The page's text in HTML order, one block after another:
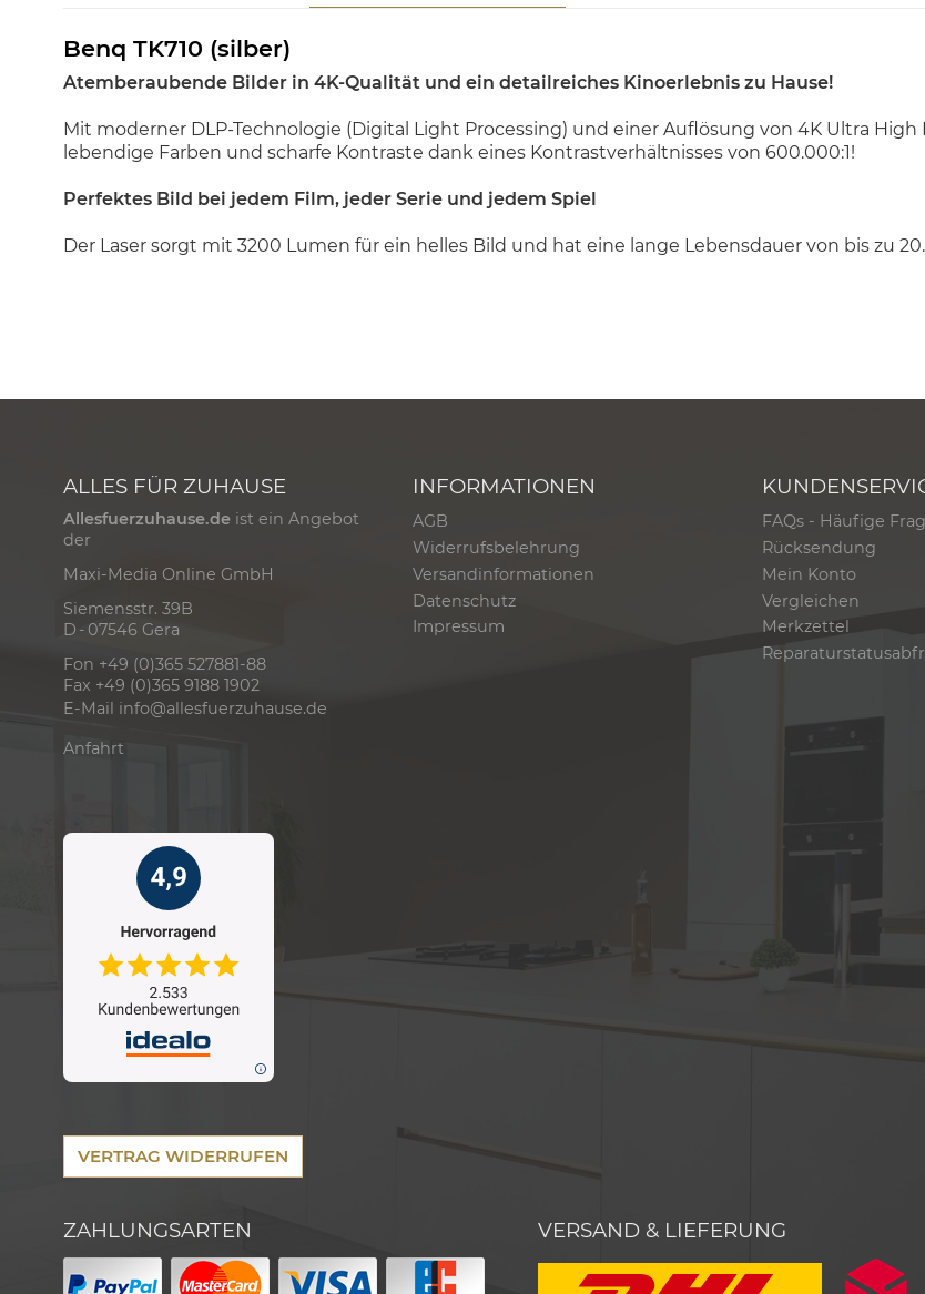
Benq TK710 (silber)
Atemberaubende Bilder in 4K-Qualität und ein detailreiches Kinoerlebnis zu Hause!
Mit moderner DLP-Technologie (Digital Light Processing) und einer Auflösung von 4K Ultra
lebendige Farben und scharfe Kontraste dank eines Kontrastverhältnisses von 600.000:1!
Perfektes Bild bei jedem Film, jeder Serie und jedem Spiel
Der Laser sorgt mit 3200 Lumen für ein helles Bild und hat eine lange Lebensdauer von bis zu
ALLES FÜR ZUHAUSE
Allesfuerzuhause.de ist ein Angebot
der
Maxi-Media Online GmbH
Siemensstr. 39B
D - 07546 Gera
Fon +49 (0)365 527881-88
Fax +49 (0)365 9188 1902
E-Mail info@allesfuerzuhause.de
Anfahrt
INFORMATIONEN
AGB
Widerrufsbelehrung
Versandinformationen
Datenschutz
Impressum
FAQs - Häufige
Rücksendung
Mein Konto
Vergleichen
Merkzettel
VERTRAG WIDERRUFEN
ZAHLUNGSARTEN VERSAND & LIEFERUNG